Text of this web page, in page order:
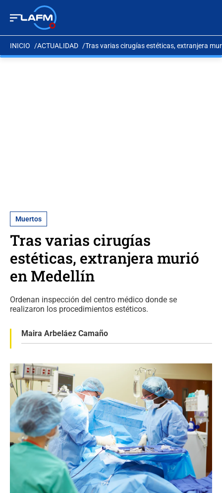
INICIO ACTUALIDAD Tras varias cirugías estéticas, extranjera
Muertos
Tras varias cirugías
estéticas, extranjera murió
en Medellín
Ordenan inspección del centro médico donde se
realizaron los procedimientos estéticos.
Maira Arbeláez Camaño